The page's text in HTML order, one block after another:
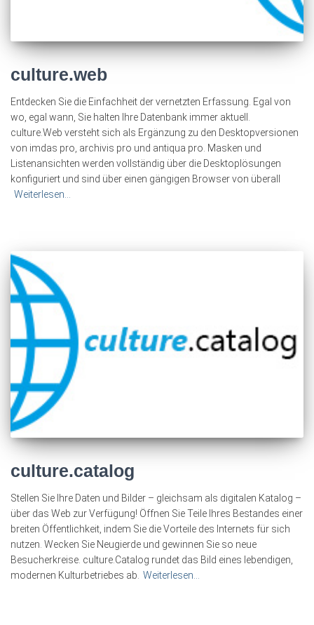
culture.web
Entdecken Sie die Einfachheit der vernetzten Erfassung. Egal von
wo, egal wann, Sie halten Ihre Datenbank immer aktuell.
culture.Web versteht sich als Ergänzung zu den Desktopversionen
von imdas pro, archivis pro und antiqua pro. Masken und
Listenansichten werden vollständig über die Desktoplösungen
konfiguriert und sind über einen gängigen Browser von überall
Weiterlesen…
culture.catalog
Stellen Sie Ihre Daten und Bilder – gleichsam als digitalen Katalog –
über das Web zur Verfügung! Öffnen Sie Teile Ihres Bestandes einer
breiten Öffentlichkeit, indem Sie die Vorteile des Internets für sich
nutzen. Wecken Sie Neugierde und gewinnen Sie so neue
Besucherkreise. culture.Catalog rundet das Bild eines lebendigen,
modernen Kulturbetriebes ab. Weiterlesen…